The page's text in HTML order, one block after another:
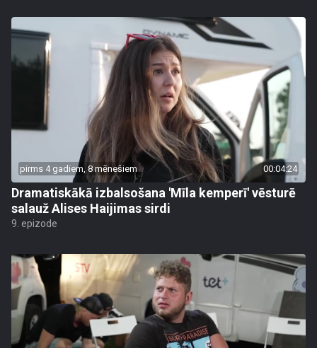
pirms 4 gadiem, 8 mēnešiem 00:04:24
Dramatiskākā izbalsošana 'Mīla kemperī' vēsturē
salauž Alises Haijimas sirdi
9. epizode